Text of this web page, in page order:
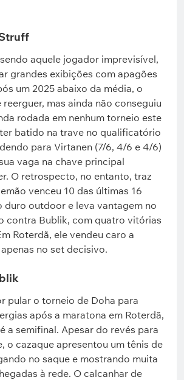
aquele jogador imprevisível,
grandes exibições com apagões
um 2025 abaixo da média, o
mas ainda não conseguiu
rodada em nenhum torneio este
batido na trave no qualificatório
para Virtanen (7/6, 4/6 e 4/6)
vaga na chave principal
O retrospecto, no entanto, traz
venceu 10 das últimas 16
duro outdoor e leva vantagem no
contra Bublik, com quatro vitórias
Roterdã, ele vendeu caro a
no set decisivo.
pular o torneio de Doha para
após a maratona em Roterdã,
a semifinal. Apesar do revés para
o cazaque apresentou um tênis de
no saque e mostrando muita
à rede. O calcanhar de